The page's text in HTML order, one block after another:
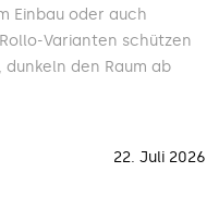
Einbau oder auch
Varianten schützen
den Raum ab
22. Juli 2026